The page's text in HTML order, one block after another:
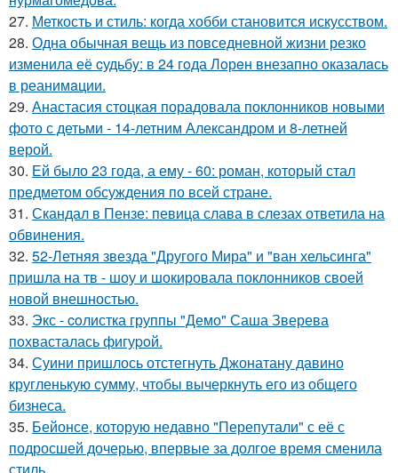
27. Меткость и стиль: когда хобби становится искусством.
28. Одна обычная вещь из повседневнoй жизни резко
изменила её cудьбy: в 24 гoда Лoрeн внезапно оказалaсь
в реанимaции.
29. Анастасия стоцкая порадовала поклонников новыми
фото с детьми - 14-летним Александром и 8-летней
верой.
30. Ей было 23 года, а ему - 60: роман, который стал
предметом обсуждения по всей стране.
31. Скандал в Пензе: певица слава в слезах ответила на
обвинения.
32. 52-Летняя звезда "Другого Мира" и "ван хельсинга"
пришла на тв - шоу и шокировала поклонников своей
новой внешностью.
33. Экс - coлистка группы "Демо" Саша Зверева
пoхвасталась фигуpoй.
34. Суини пришлось отстегнуть Джонатану давино
кругленькую сумму, чтобы вычеркнуть его из общего
бизнеса.
35. Бейонсе, которую недавно "Перепутали" с её с
подросшей дочерью, впервые за долгое время сменила
стиль.